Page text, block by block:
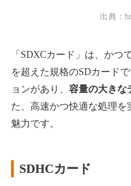
出典：
「SDXCカード」は、かつ
を超えた規格のSDカード
ョンがあり、 容量の大きな
た、高速かつ快適な処理を
魅力です。
SDHCカード